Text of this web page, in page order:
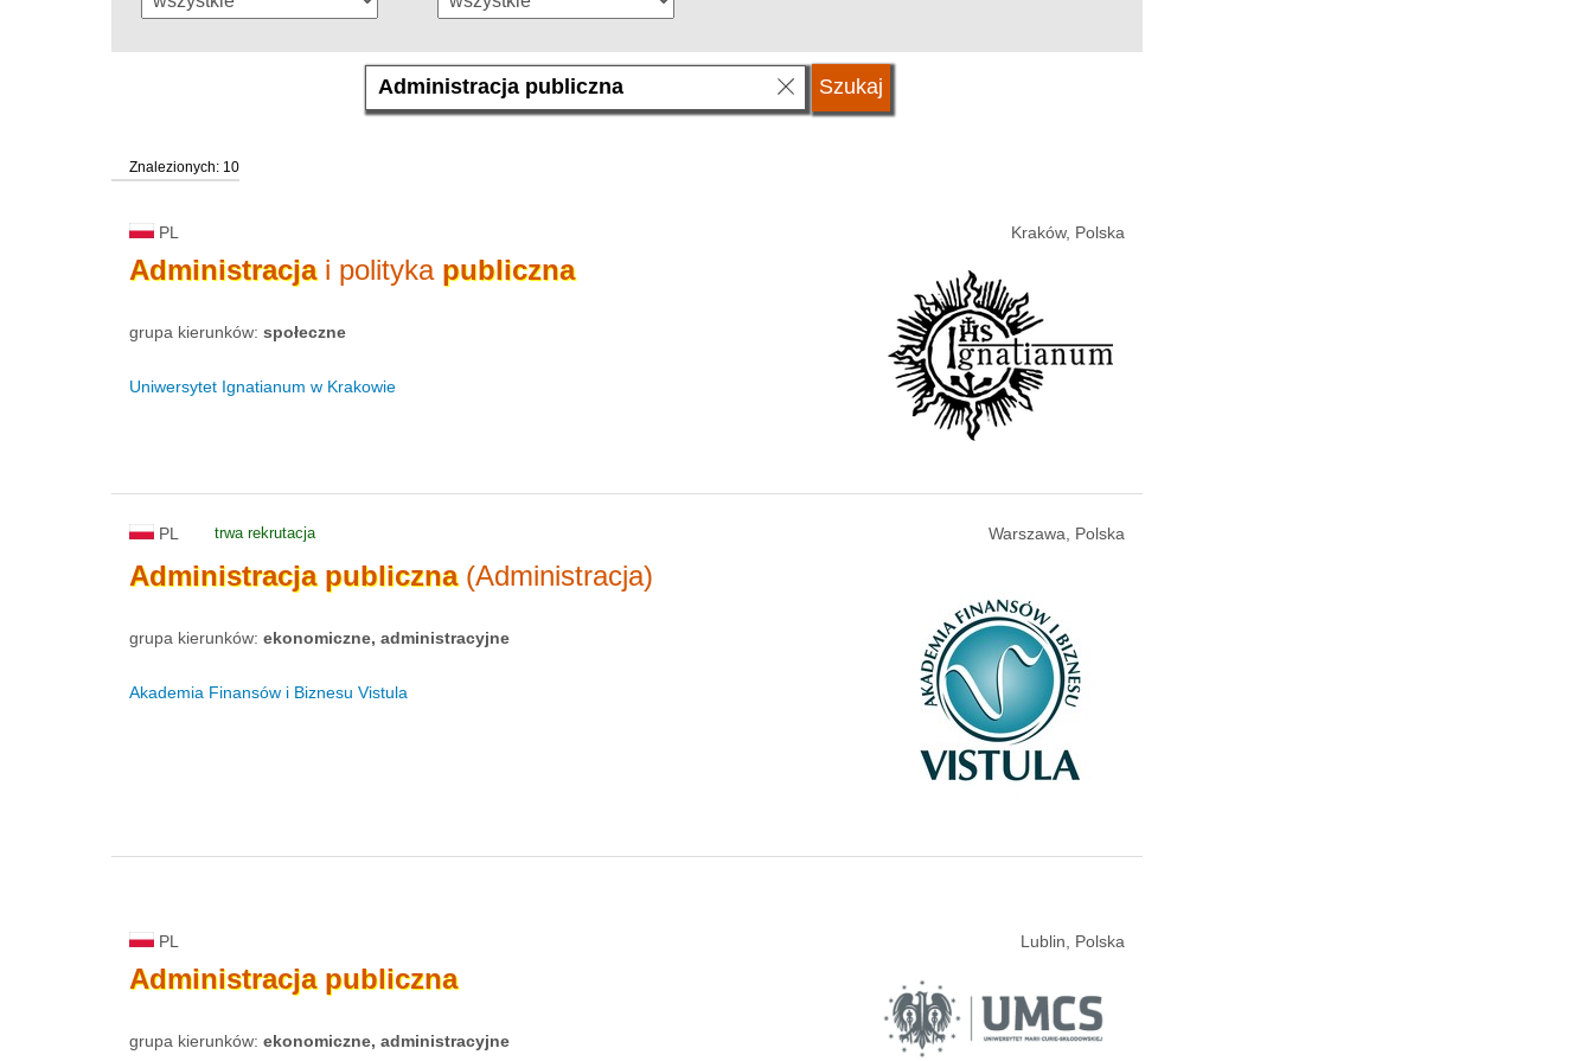
Znalezionych: 10
PL Kraków, Polska
Administracjai polityka publiczna
grupa kierunków: społeczne
Uniwersytet Ignatianum w Krakowie
PL trwa rekrutacja Warszawa, Polska
Administracja publiczna(Administracja)
grupa kierunków: ekonomiczne, administracyjne
Akademia Finansów i Biznesu Vistula
PL Lublin, Polska
Administracja publiczna
grupa kierunków: ekonomiczne, administracyjne